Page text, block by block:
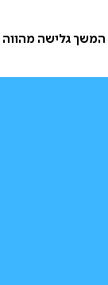
המשך גלישה מהווה